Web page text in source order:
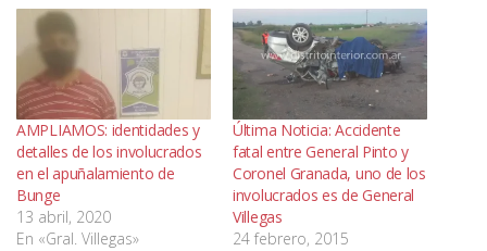
AMPLIAMOS: identidades y
detalles de los involucrados
en el apuñalamiento de
Bunge
13 abril, 2020
En «Gral. Villegas»
Última Noticia: Accidente
fatal entre General Pinto y
Coronel Granada, uno de los
involucrados es de General
Villegas
24 febrero, 2015